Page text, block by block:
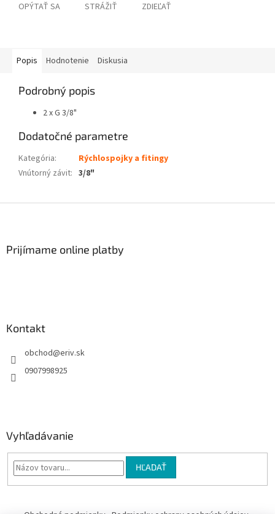
OPÝTAŤ SA STRÁŽIŤ ZDIEĽAŤ
Popis Hodnotenie Diskusia
Podrobný popis
2 x G 3/8"
Dodatočné parametre
Kategória:
Rýchlospojky a fitingy
Vnútorný závit: 3/8"
Prijímame online platby
Kontakt
obchod@eriv.sk
0907998925
Vyhľadávanie
HĽADAŤ